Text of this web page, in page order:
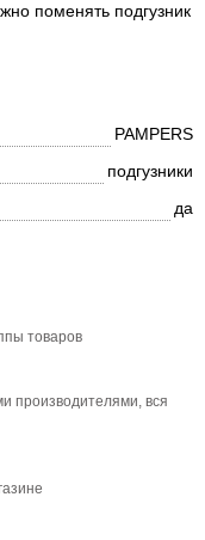
поменять подгузник
товаров
производителями, вся
PAMPERS
подгузники
да